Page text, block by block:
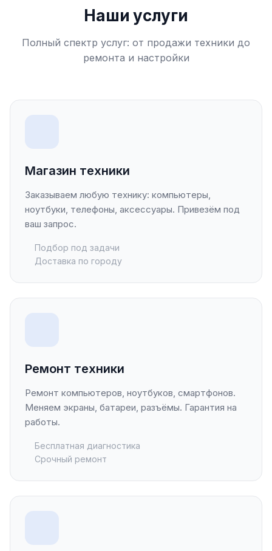
Наши услуги
Полный спектр услуг: от продажи техники до
ремонта и настройки
Магазин техники
Заказываем любую технику: компьютеры,
ноутбуки, телефоны, аксессуары. Привезём под
ваш запрос.
Подбор под задачи
Доставка по городу
Ремонт техники
Ремонт компьютеров, ноутбуков, смартфонов.
Меняем экраны, батареи, разъёмы. Гарантия на
работы.
Бесплатная диагностика
Срочный ремонт